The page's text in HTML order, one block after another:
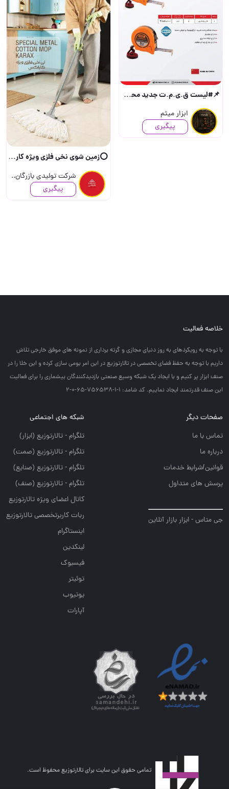
📌#لیست ق.ی.م.ت جدید محصولات برند #آیرون مکس( اسیست ) ت.خفیف
ابزار میثم
پیگیری
⭕️زمین شوی نخی فلزی ویژه کاراکس
شرکت تولیدی بازرگان..
پیگیری
خلاصه فعالیت
با توجه به رويكردهاي به روز دنياي مجازي و گرته برداري از نمونه هاي موفق خارجي تلاش
داريم با توجه به حفظ فضاي تخصصي در تالارتوزيع در اين امر بومي سازي كرده و اين خلا را در
صنف ابزار پر كنيم و با ايجاد يك شبكه وسيع صنعتي بازديدكنندگان بيشماري را براي فعاليت
اين صنف قدرتمند ايجاد نماييم. کد شامد: 1-1-756538-65-0-2
صفحات دیگر
تماس با ما
درباره ما
قوانین/شرایط خدمات
پرسش های متداول
جی متاس - ابزار بازار آنلاین
شبکه های اجتماعی
تلگرام - تالارتوزيع (ابزار)
تلگرام - تالارتوزيع (صمت)
تلگرام - تالارتوزيع (صنايع)
تلگرام - تالارتوزیع (صنف)
کانال اعضای ویژه تالارتوزیع
ربات کاربرتخصصی تالارتوزیع
اینستاگرام
لینکدین
فیسبوک
توئیتر
یوتیوب
آپارات
تمامی حقوق این سایت برای تالارتوزیع محفوظ است.